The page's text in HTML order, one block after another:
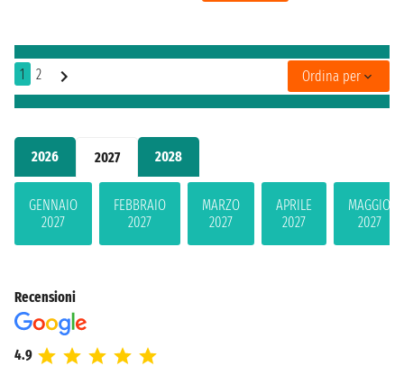
2026 2027 2028
GENNAIO
2027
FEBBRAIO
2027
MARZO
2027
APRILE
2027
MAGGIO
2027
1 2 Ordina per
Recensioni
4.9